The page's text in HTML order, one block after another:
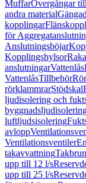
MuffarÖvergångar
andra material
kopplingar
för
Anslutningsböjar
Kopplingshylsor
anslutningarVattenlås
VattenlåsTillbehör
rörklammrarStödskal
ljudisolering och
luftljudsisolering
avlopp
Ventilationsventiler
takavvattning
upp till 12 l/s
upp till 25 l/s